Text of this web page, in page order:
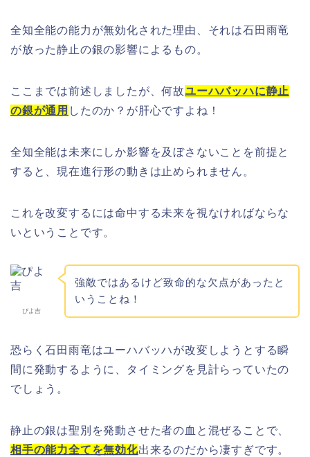
全知全能の能力が無効化された理由、それは石田雨竜
が放った静止の銀の影響によるもの。
ここまでは前述しましたが、何故ユーハバッハに静止
の銀が通用 したのか？が肝心ですよね！
全知全能は未来にしか影響を及ぼさないことを前提と
すると、現在進行形の動きは止められません。
これを改変するには命中する未来を視なければならな
いということです。
ぴよ吉
強敵ではあるけど致命的な欠点があったと
いうことね！
恐らく石田雨竜はユーハバッハが改変しようとする瞬
間に発動するように、タイミングを見計らっていたの
でしょう。
静止の銀は聖別を発動させた者の血と混ぜることで、
相手の能力全てを無効化出来るのだから凄すぎです。